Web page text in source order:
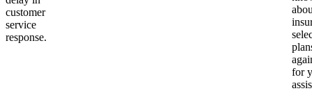
customer
service
response.
for